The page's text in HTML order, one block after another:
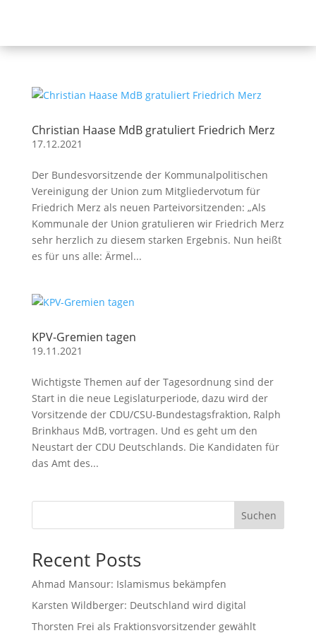
Christian Haase MdB gratuliert Friedrich Merz
17.12.2021
Der Bundesvorsitzende der Kommunalpolitischen
Vereinigung der Union zum Mitgliedervotum für
Friedrich Merz als neuen Parteivorsitzenden: „Als
Kommunale der Union gratulieren wir Friedrich Merz
sehr herzlich zu diesem starken Ergebnis. Nun heißt
es für uns alle: Ärmel...
KPV-Gremien tagen
19.11.2021
Wichtigste Themen auf der Tagesordnung sind der
Start in die neue Legislaturperiode, dazu wird der
Vorsitzende der CDU/CSU-Bundestagsfraktion, Ralph
Brinkhaus MdB, vortragen. Und es geht um den
Neustart der CDU Deutschlands. Die Kandidaten für
das Amt des...
Suchen
Recent Posts
Ahmad Mansour: Islamismus bekämpfen
Karsten Wildberger: Deutschland wird digital
Thorsten Frei als Fraktionsvorsitzender gewählt